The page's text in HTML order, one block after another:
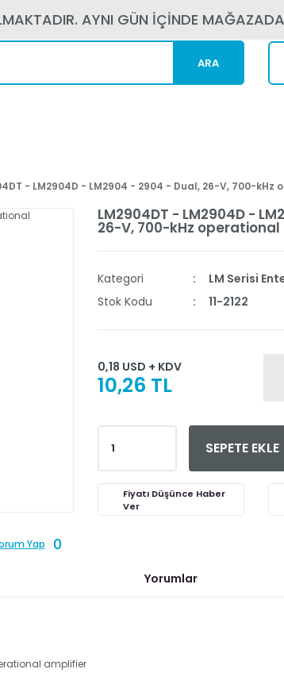
AYNI GÜN İÇİNDE
ARA
- LM2904D - LM2904 - 2904 - Dual, 26-V, 700-
Yap 0
LM2904DT - LM2904D -
26-V, 700-kHz
Kategori
LM Serisi
Stok Kodu
11-2122
0,18 USD + KDV
10,26 TL
SEPETE EKLE
Fiyatı Düşünce Haber
Ver
Yorumlar
amplifier